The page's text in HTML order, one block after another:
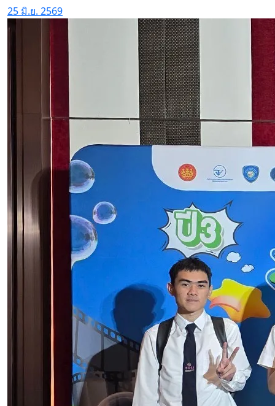
25 มิ.ย. 2569